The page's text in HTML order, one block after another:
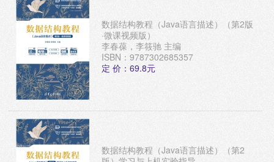
数据结构教程（Java语言描述）（第2版
·微课视频版）
李春葆，李筱驰 主编
ISBN：9787302685357
定 价：69.8元
数据结构教程（Java语言描述）（第2